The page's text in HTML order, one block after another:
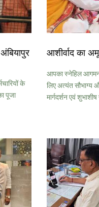
के
पूजा
आशीर्वाद का
आपका स्नेहिल आगमन
लिए अत्यंत सौभाग्य
मार्गदर्शन एवं